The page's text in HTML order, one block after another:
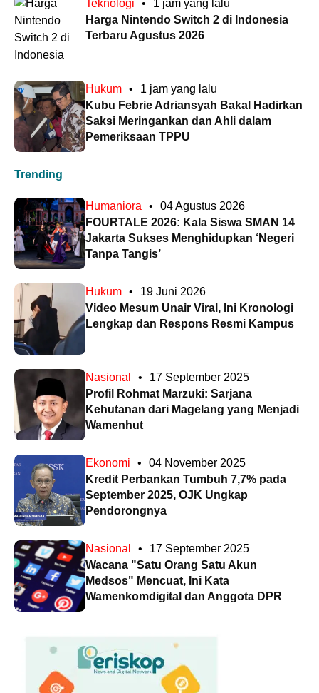
Teknologi •
1 jam yang lalu
Harga Nintendo Switch 2 di Indonesia
Terbaru Agustus 2026
Hukum •
1 jam yang lalu
Kubu Febrie Adriansyah Bakal Hadirkan
Saksi Meringankan dan Ahli dalam
Pemeriksaan TPPU
Trending
Humaniora •
04 Agustus 2026
FOURTALE 2026: Kala Siswa SMAN 14
Jakarta Sukses Menghidupkan ‘Negeri
Tanpa Tangis’
Hukum •
19 Juni 2026
Video Mesum Unair Viral, Ini Kronologi
Lengkap dan Respons Resmi Kampus
Nasional •
17 September 2025
Profil Rohmat Marzuki: Sarjana
Kehutanan dari Magelang yang Menjadi
Wamenhut
Ekonomi •
04 November 2025
Kredit Perbankan Tumbuh 7,7% pada
September 2025, OJK Ungkap
Pendorongnya
Nasional •
17 September 2025
Wacana "Satu Orang Satu Akun
Medsos" Mencuat, Ini Kata
Wamenkomdigital dan Anggota DPR